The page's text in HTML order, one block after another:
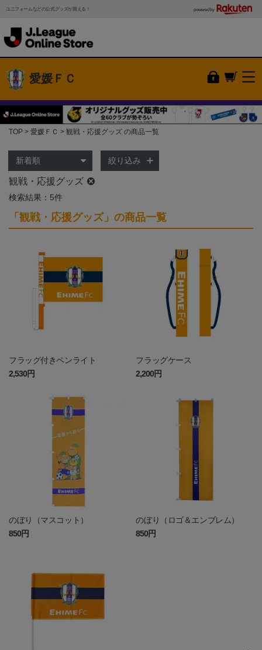
ユニフォームなどの公式グッズが買える！ powered by
愛媛ＦＣ
TOP 愛媛ＦＣ 観戦・応援グッズ の商品一覧
絞り込み
観戦・応援グッズ
検索結果：5件
「観戦・応援グッズ」の商品一覧
フラッグ付きペンライト
2,530円
フラッグケース
2,200円
のぼり（マスコット）
850円
のぼり（ロゴ＆エンブレム）
850円